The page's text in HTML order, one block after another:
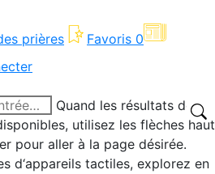
prières Favoris 0
Quand les résultats de
utilisez les flèches haut
pour aller à la page désirée.
d‘appareils tactiles, explorez en